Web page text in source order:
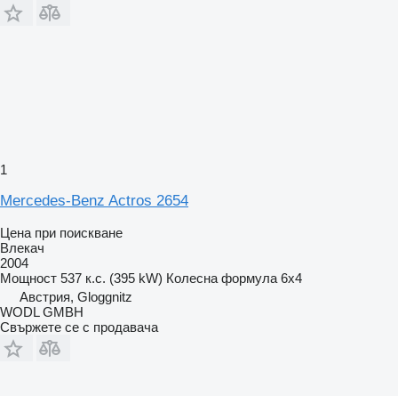
1
Mercedes-Benz Actros 2654
Цена при поискване
Влекач
2004
Мощност 537 к.с. (395 kW) Колесна формула 6x4
Австрия, Gloggnitz
WODL GMBH
Свържете се с продавача